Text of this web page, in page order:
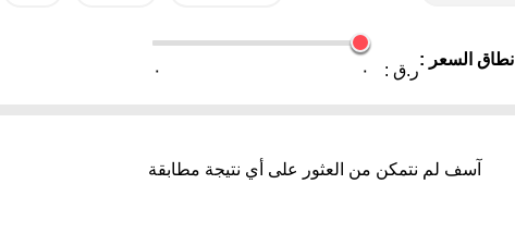
نطاق السعر :
ر.ق : ٠ ٠
آسف لم نتمكن من العثور على أي نتيجة مطابقة